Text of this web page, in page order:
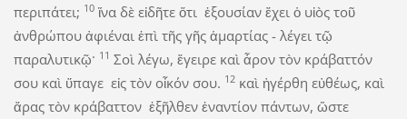
περιπάτει; 10ἵνα δὲ εἰδῆτε ὅτι ἐξουσίαν ἔχει ὁ υἱὸς τοῦ
ἀνθρώπου ἀφιέναι ἐπὶ τῆς γῆς ἁμαρτίας - λέγει τῷ
παραλυτικῷ· 11 Σοὶ λέγω, ἔγειρε καὶ ἆρον τὸν κράβαττόν
σου καὶ ὕπαγε εἰς τὸν οἶκόν σου. 12καὶ ἠγέρθη εὐθέως, καὶ
ἄρας τὸν κράβαττον ἐξῆλθεν ἐναντίον πάντων, ὥστε